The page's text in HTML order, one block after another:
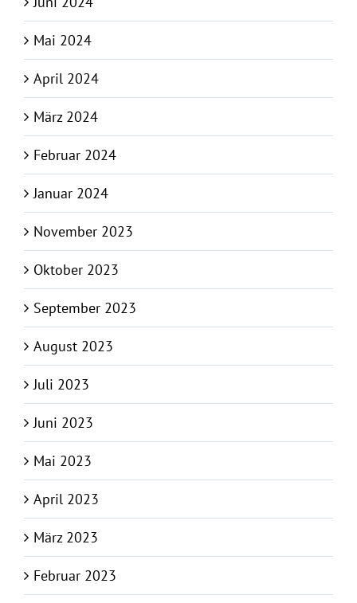
Mai 2024
April 2024
März 2024
Februar 2024
Januar 2024
November 2023
Oktober 2023
September 2023
August 2023
Juli 2023
Juni 2023
Mai 2023
April 2023
März 2023
Februar 2023